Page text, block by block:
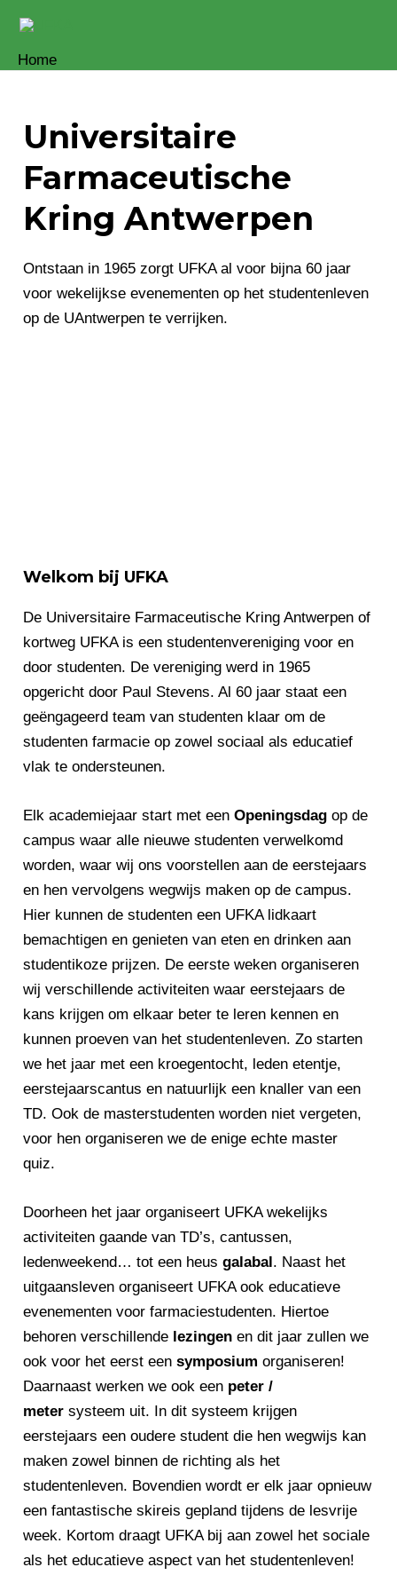
content
Home
Universitaire
Farmaceutische
Kring Antwerpen
Ontstaan in 1965 zorgt UFKA al voor bijna 60 jaar
voor wekelijkse evenementen op het studentenleven
op de UAntwerpen te verrijken.
Welkom bij UFKA
De Universitaire Farmaceutische Kring Antwerpen of
kortweg UFKA is een studentenvereniging voor en
door studenten. De vereniging werd in 1965
opgericht door Paul Stevens. Al 60 jaar staat een
geëngageerd team van studenten klaar om de
studenten farmacie op zowel sociaal als educatief
vlak te ondersteunen.
Elk academiejaar start met eenOpeningsdag op de
campus waar alle nieuwe studenten verwelkomd
worden, waar wij ons voorstellen aan de eerstejaars
en hen vervolgens wegwijs maken op de campus.
Hier kunnen de studenten een UFKA lidkaart
bemachtigen en genieten van eten en drinken aan
studentikoze prijzen. De eerste weken organiseren
wij verschillende activiteiten waar eerstejaars de
kans krijgen om elkaar beter te leren kennen en
kunnen proeven van het studentenleven. Zo starten
we het jaar met een kroegentocht, leden etentje,
eerstejaarscantus en natuurlijk een knaller van een
TD. Ook de masterstudenten worden niet vergeten,
voor hen organiseren we de enige echte master
quiz.
Doorheen het jaar organiseert UFKA wekelijks
activiteiten gaande van TD’s, cantussen,
ledenweekend… tot een heusgalabal . Naast het
uitgaansleven organiseert UFKA ook educatieve
evenementen voor farmaciestudenten. Hiertoe
behoren verschillende lezingen en dit jaar zullen we
ook voor het eerst eensymposium organiseren!
Daarnaast werken we ook een peter /
meter systeem uit. In dit systeem krijgen
eerstejaars een oudere student die hen wegwijs kan
maken zowel binnen de richting als het
studentenleven. Bovendien wordt er elk jaar opnieuw
een fantastische skireis gepland tijdens de lesvrije
week. Kortom draagt UFKA bij aan zowel het sociale
als het educatieve aspect van het studentenleven!